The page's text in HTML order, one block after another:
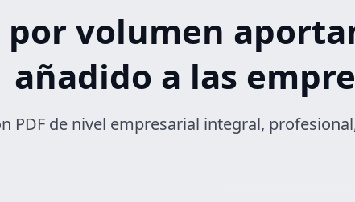
por volumen
añadido a las
PDF de nivel empresarial integral,